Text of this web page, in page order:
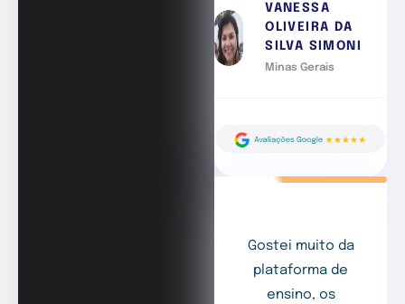
VANESSA
OLIVEIRA DA
SILVA SIMONI
Minas Gerais
Gostei muito da
plataforma de
ensino, os